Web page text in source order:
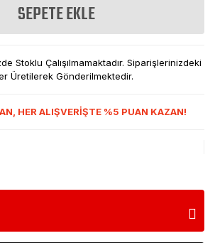
SEPETE EKLE
Stoklu Çalışılmamaktadır. Siparişlerinizdeki
Üretilerek Gönderilmektedir.
HER ALIŞVERİŞTE %5 PUAN KAZAN!